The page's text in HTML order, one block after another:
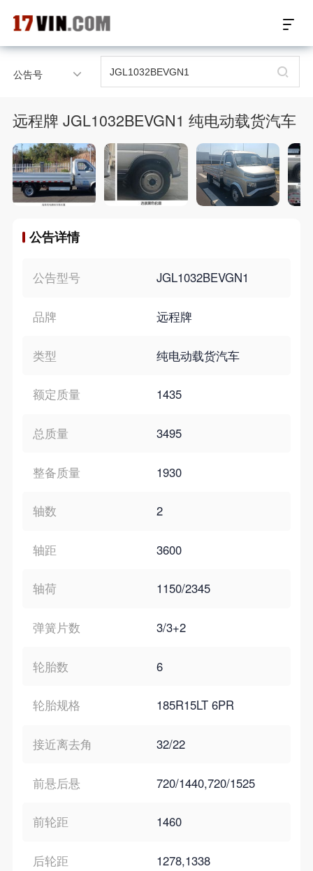
17VIN车架号查询首页
汽配产品车型适配
汽配产品电子目录
微信群智能客服
个性化私人定制
公告号
远程牌 JGL1032BEVGN1 纯电动载货汽车
公告详情
公告型号 JGL1032BEVGN1
品牌 远程牌
类型 纯电动载货汽车
额定质量 1435
总质量 3495
整备质量 1930
轴数 2
轴距 3600
轴荷 1150/2345
弹簧片数 3/3+2
轮胎数 6
轮胎规格 185R15LT 6PR
接近离去角 32/22
前悬后悬 720/1440,720/1525
前轮距 1460
后轮距 1278,1338